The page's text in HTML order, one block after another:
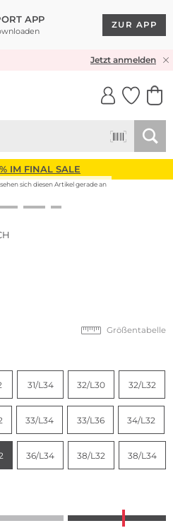
APP
ZUR APP
& RÜCKVERSANDJetzt anmelden
IM FINAL SALE
sich diesen Artikel gerade an
Größentabelle
31/L34 32/L30 32/L32
33/L34 33/L36 34/L32
36/L34 38/L32 38/L34